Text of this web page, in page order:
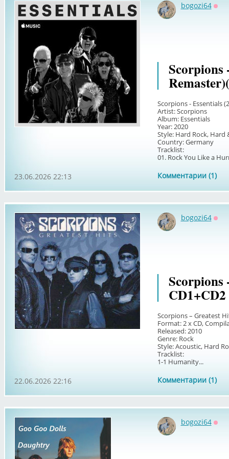
bogozi64
Scorpions
Scorpions - Essentials
Artist: Scorpions
Album: Essentials
Year: 2020
Style: Hard Rock, Hard
Country: Germany
Tracklist:
01. Rock You Like a
Комментарии (1)
23.06.2026 22:13
bogozi64
Scorpions
Scorpions – Greatest
Format: 2 x CD,
Released: 2010
Genre: Rock
Style: Acoustic, Hard
Tracklist:
1-1 Humanity...
Комментарии (1)
22.06.2026 22:16
bogozi64